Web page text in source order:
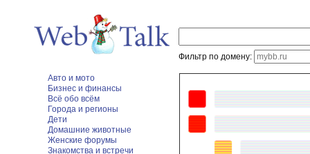
Фильтр по домену:
Авто и мото
Бизнес и финансы
Всё обо всём
Города и регионы
Дети
Домашние животные
Женские форумы
Знакомства и встречи